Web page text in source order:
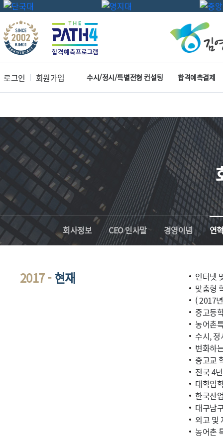
로그인 회원가입 수시/정시/특별전형 컨설팅 합격예측결제
회사정보 CEO 인사말 경영이념 연
2017 -현재
인터넷
맞춤형
( 2017
중고등
농어촌
수시,
변화하
중고교
전국 4
대학입
한국산
대구남
외고 및
농어촌